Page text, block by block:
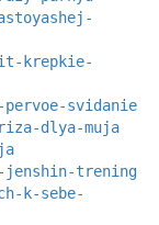
krepkie-
svidanie
dlya-muja
trening
k-sebe-